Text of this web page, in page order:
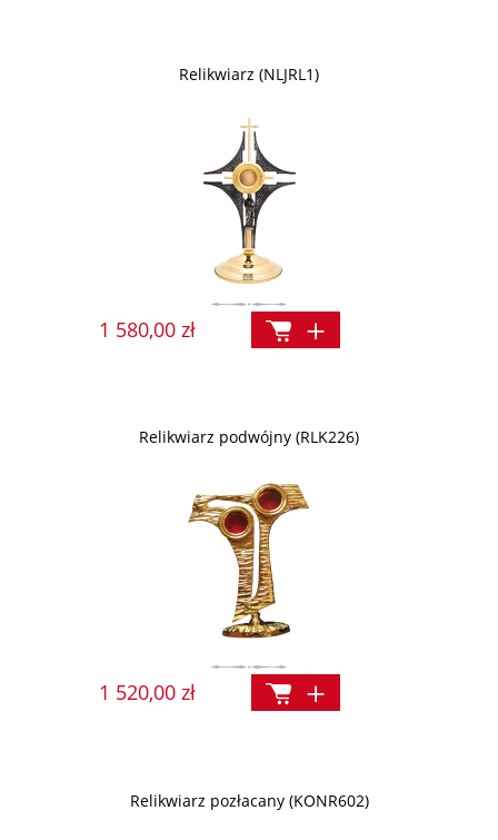
Relikwiarz (NLJRL1)
1 580,00 zł
Relikwiarz podwójny (RLK226)
1 520,00 zł
Relikwiarz pozłacany (KONR602)